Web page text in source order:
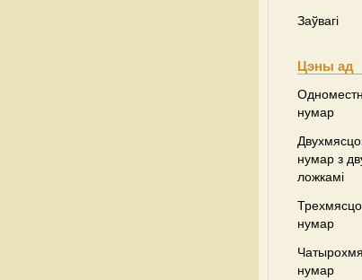
Заўвагі
Цэны ад
нумар
нумар з
ложкамі
нумар
нумар